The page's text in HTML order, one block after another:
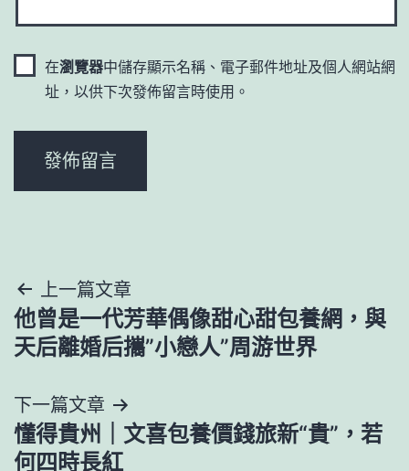
在瀏覽器中儲存顯示名稱、電子郵件地址及個人網站網
址，以供下次發佈留言時使用。
文
章
覽
上一篇文章
他曾是一代芳華偶像甜心甜包養網，與
天后離婚后攜”小戀人”周游世界
下一篇文章
懂得貴州｜文喜包養價錢旅新“貴”，若
何四時長紅